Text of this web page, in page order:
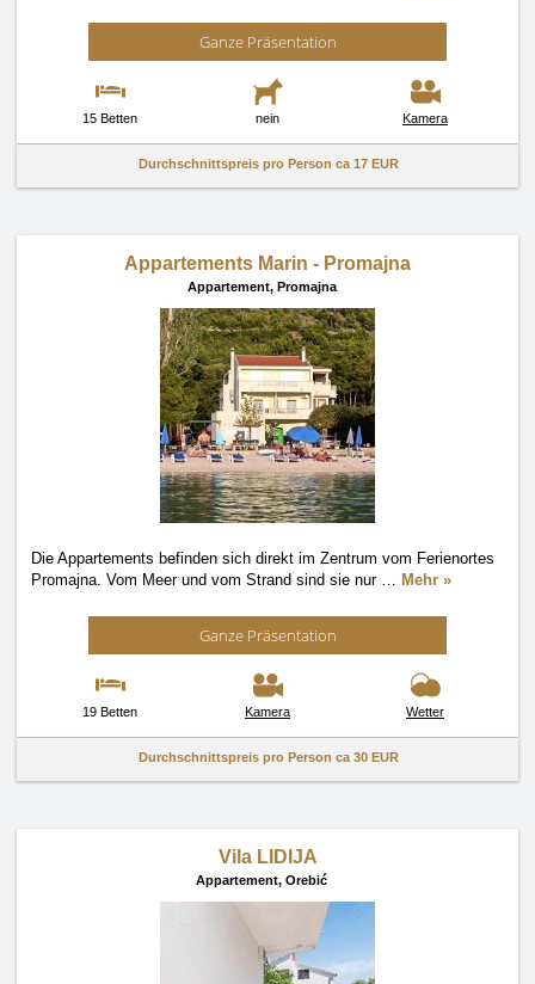
Ganze Präsentation
15 Betten nein Kamera
Durchschnittspreis pro Person ca 17 EUR
Appartements Marin - Promajna
Appartement, Promajna
Die Appartements befinden sich direkt im Zentrum vom Ferienortes
Promajna. Vom Meer und vom Strand sind sie nur … Mehr »
Ganze Präsentation
19 Betten Kamera Wetter
Durchschnittspreis pro Person ca 30 EUR
Vila LIDIJA
Appartement, Orebić